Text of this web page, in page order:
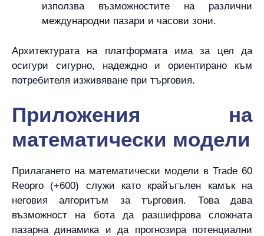
използва възможностите на различни
международни пазари и часови зони.
Архитектурата на платформата има за цел да
осигури сигурно, надеждно и ориентирано към
потребителя изживяване при търговия.
Приложения на
математически модели
Прилагането на математически модели в Trade 60
Reopro (+600) служи като крайъгълен камък на
неговия алгоритъм за търговия. Това дава
възможност на бота да разшифрова сложната
пазарна динамика и да прогнозира потенциални